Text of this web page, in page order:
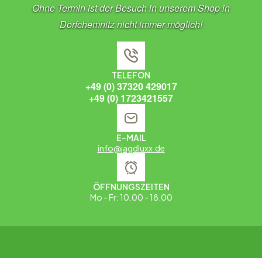
Ohne Termin ist der Besuch in unserem Shop in
Dorfchemnitz nicht immer möglich!
TELEFON
+49 (0) 37320 429017
+49 (0) 1723421557
E-MAIL
info@jagdluxx.de
ÖFFNUNGSZEITEN
Mo - Fr: 10.00 - 18.00